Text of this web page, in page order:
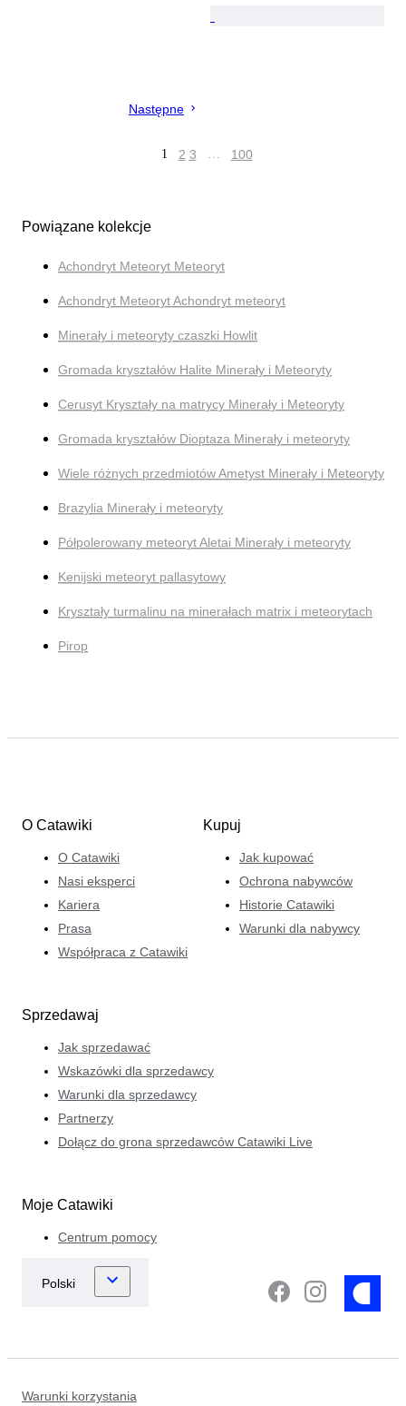
Następne
1 2 3 … 100
Powiązane kolekcje
Achondryt Meteoryt Meteoryt
Achondryt Meteoryt Achondryt meteoryt
Minerały i meteoryty czaszki Howlit
Gromada kryształów Halite Minerały i Meteoryty
Cerusyt Kryształy na matrycy Minerały i Meteoryty
Gromada kryształów Dioptaza Minerały i meteoryty
Wiele różnych przedmiotów Ametyst Minerały i Meteoryty
Brazylia Minerały i meteoryty
Półpolerowany meteoryt Aletai Minerały i meteoryty
Kenijski meteoryt pallasytowy
Kryształy turmalinu na minerałach matrix i meteorytach
Pirop
O Catawiki
O Catawiki
Nasi eksperci
Kariera
Prasa
Współpraca z Catawiki
Kupuj
Jak kupować
Ochrona nabywców
Historie Catawiki
Warunki dla nabywcy
Sprzedawaj
Jak sprzedawać
Wskazówki dla sprzedawcy
Warunki dla sprzedawcy
Partnerzy
Dołącz do grona sprzedawców Catawiki Live
Moje Catawiki
Centrum pomocy
Warunki korzystania